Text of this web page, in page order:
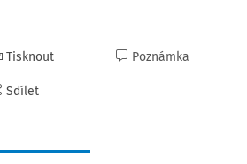
Tisknout
Sdílet
Poznámka